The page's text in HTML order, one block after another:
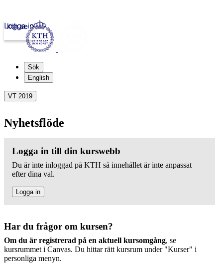
kth.se
Logga in
Sök
English
VT 2019
Nyhetsflöde
Logga in till din kurswebb
Du är inte inloggad på KTH så innehållet är inte anpassat
efter dina val.
Logga in
Har du frågor om kursen?
Om du är registrerad på en aktuell kursomgång, se
kursrummet i Canvas. Du hittar rätt kursrum under "Kurser" i
personliga menyn.